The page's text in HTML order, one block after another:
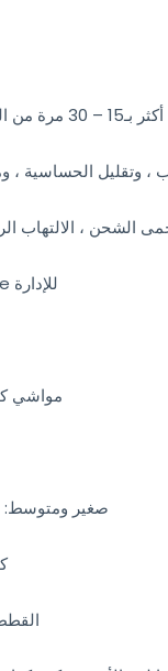
، وتقليل الحساسية
الشحن ، الالتهاب
طريقة Defusone للإدارة
– مواشي
+ صغير ومتوسط: 0.25 – 0.5 مل
+
– القطط: 0.1 –